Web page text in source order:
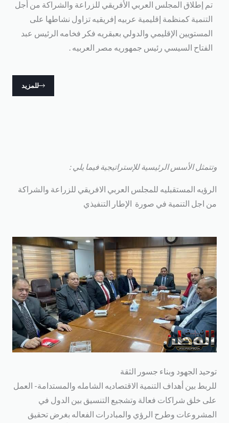
تم إطلاق المجلس العربي الأفريقي للزراعة والشراكة من أجل
التنمية كمنظمة إقليمية عربيه إفريقيه تزاول نشاطها على
المستويين الإقليمي والدولي بعبقريه فكر فخامه الرئيس عبد
الفتاح السيسي رئيس جمهوريه مصر العربيه .
للمزيد
الأسس الرئيسية للإستراتيجية فيما يلي :
المستقبليه للمجلس العربي الافريقي للزراعة والشراكة
اجل التنمية في صورة الإطار التنفيذي
الجهود وبناء جسور الثقة
بين أهداف التنمية الاقتصاديه الشامله والمستدامة- العمل
خلق شراكات فعالة وتشجيع التنسيق بين الدول في
وطرح الرؤي والمبادرات الفعاله بغرض تحقيق